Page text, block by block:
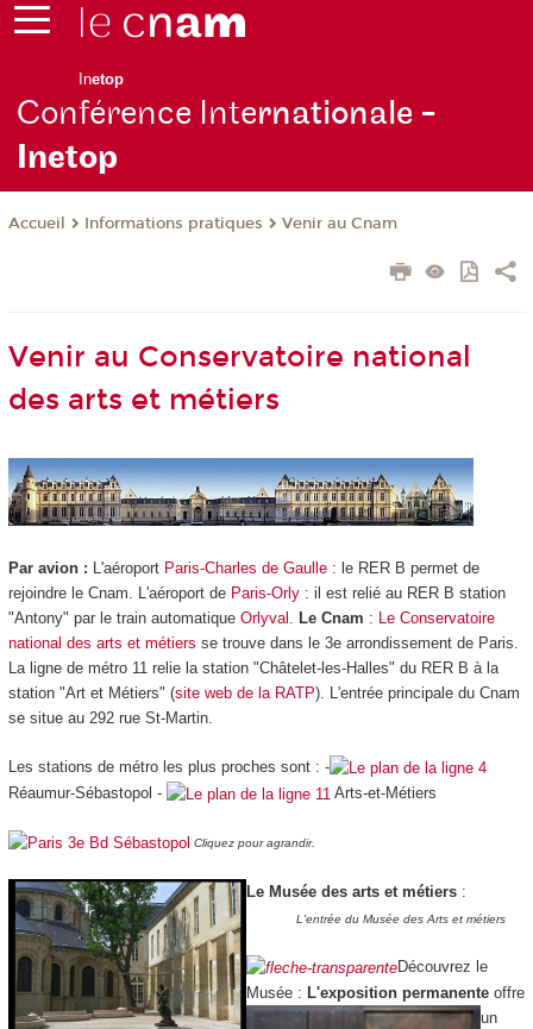
Inetop
Conférence Internationale -
Inetop
Accueil Informations pratiques Venir au Cnam
Venir au Conservatoire national
des arts et métiers
Par avion : L'aéroport Paris-Charles de Gaulle: le RER B permet de
rejoindre le Cnam. L'aéroport de Paris-Orly: il est relié au RER B station
"Antony" par le train automatique Orlyval . Le Cnam : Le Conservatoire
national des arts et métiers se trouve dans le 3e arrondissement de Paris.
La ligne de métro 11 relie la station "Châtelet-les-Halles" du RER B à la
station "Art et Métiers" (site web de la RATP). L'entrée principale du Cnam
se situe au 292 rue St-Martin.
Les stations de métro les plus proches sont : -
Réaumur-Sébastopol -
Arts-et-Métiers
Cliquez pour agrandir.
Le Musée des arts et métiers :
L'entrée du Musée des Arts et métiers
Découvrez le
Musée : L'exposition permanenteoffre
un